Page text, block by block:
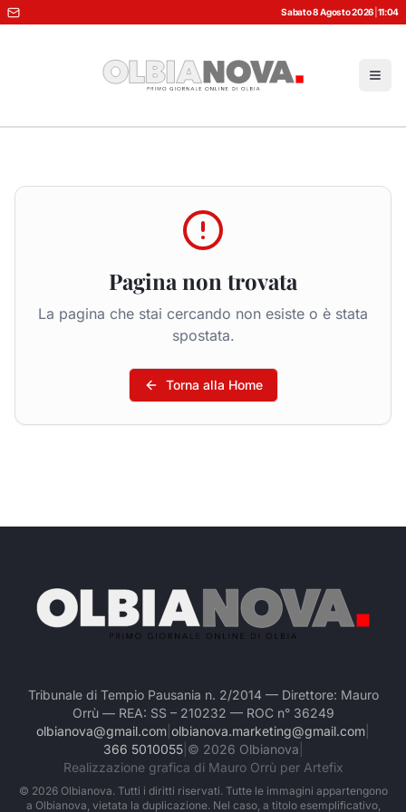
Sabato 8 Agosto 2026 11:04
Pagina non trovata
La pagina che stai cercando non esiste o è stata
spostata.
Torna alla Home
Tribunale di Tempio Pausania n. 2/2014 — Direttore: Mauro
Orrù — REA: SS – 210232 — ROC n° 36249
olbianova@gmail.com olbianova.marketing@gmail.com
366 5010055| © 2026 Olbianova
Realizzazione grafica di Mauro Orrù per Artefix
© 2026Olbianova. Tutti i diritti riservati. Tutte le immagini appartengono
a Olbianova, vietata la duplicazione. Nel caso, a titolo esemplificativo,